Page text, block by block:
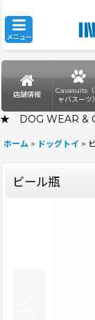
メニュー
店舗情報
Cavasuits（
ャバスーツ）
★ DOG WEAR &
ホーム > ドッグトイ >
ビール瓶